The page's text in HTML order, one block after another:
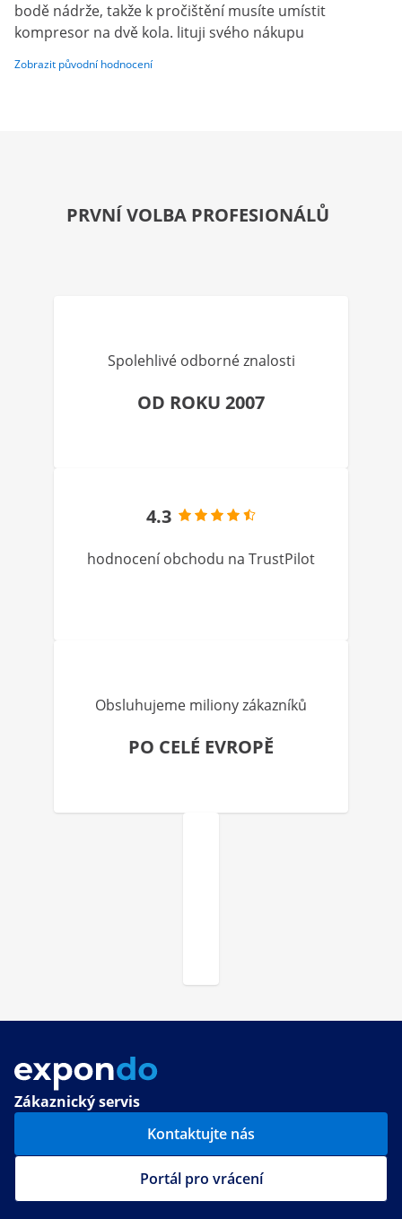
bodě nádrže, takže k pročištění musíte umístit
kompresor na dvě kola. lituji svého nákupu
Zobrazit původní hodnocení
PRVNÍ VOLBA PROFESIONÁLŮ
Spolehlivé odborné znalosti
OD ROKU 2007
4.3
hodnocení obchodu na TrustPilot
Obsluhujeme miliony zákazníků
PO CELÉ EVROPĚ
Zákaznický servis
Kontaktujte nás
Portál pro vrácení